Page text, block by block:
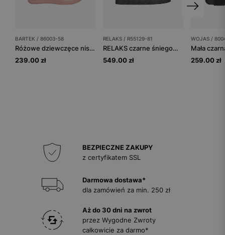
BARTEK / 86003-58
Różowe dziewczęce niskie barefooty BARTEK 86003-58
239.00 zł
RELAKS / R55129-81
RELAKS czarne śniegowce damskie z futerkiem typu baranek
549.00 zł
WOJAS /
259.00 zł
BEZPIECZNE ZAKUPY
z certyfikatem SSL
Darmowa dostawa*
dla zamówień za min. 250 zł
Aż do 30 dni na zwrot
przez Wygodne Zwroty
całkowicie za darmo*